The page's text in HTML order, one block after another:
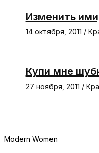
Изменить
14 октября, 2011 /
Купи мне
27 ноября, 2011 /
Modern Women